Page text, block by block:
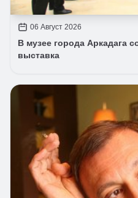
06 Август 2026
В музее города Аркадага
выставка